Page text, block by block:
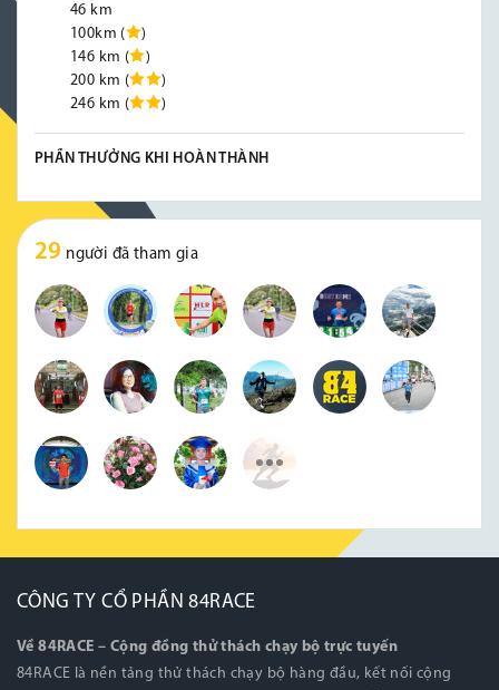
46 km
100km (
)
146 km (
)
200 km (
)
246 km (
)
PHẦN THƯỞNG KHI HOÀN THÀNH
29 người đã tham gia
CÔNG TY CỔ PHẦN 84RACE
Về 84RACE – Cộng đồng thử thách chạy bộ trực tuyến
84RACE là nền tảng thử thách chạy bộ hàng đầu, kết nối cộng